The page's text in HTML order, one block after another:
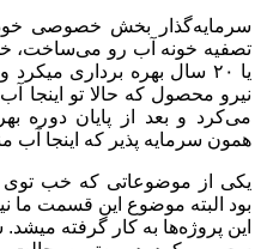
سرمایه‌گذار بخش خصوصی
نیرو محصول که حالا تو
می‌کرد و بعد از پایان دوره
همون سرمایه پذیر که اینجا آب
یکی از موضوعاتی که خب توی
بود البته موضوع این قسمت ما
این پروژه‌ها به کار گرفته